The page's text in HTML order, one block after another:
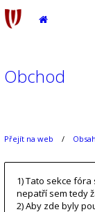
Obchod
Přejít na web
1) Tato sekce
nepatří sem tedy
2) Aby zde byly